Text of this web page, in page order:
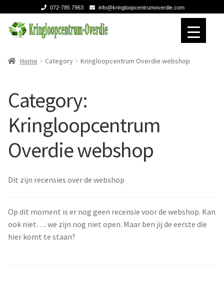
072-785 7963 info@kringloopcentrumoverdie.com
Ga
door
navigatie
Ga
naar
inhoud
HomeHome Category Kringloopcentrum Overdie webshop
Category:
Kringloopcentrum
Overdie webshop
Dit zijn recensies over de webshop
Op dit moment is er nog geen recensie voor de webshop. Kan
ook niet…. we zijn nog niet open. Maar ben jij de eerste die
hier komt te staan?